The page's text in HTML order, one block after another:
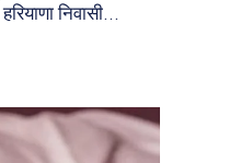
निवासी...